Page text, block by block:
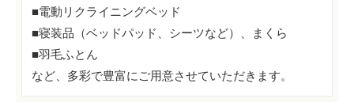
■電動リクライニングベッド
■寝装品（ベッドパッド、シーツなど）、まくら
■羽毛ふとん
など、多彩で豊富にご用意させていただきます。